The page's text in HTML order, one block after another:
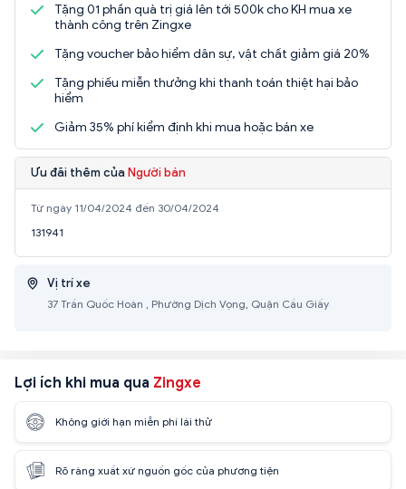
Tặng 01 phần quà trị giá lên tới 500k cho KH mua xe
thành công trên Zingxe
Tặng voucher bảo hiểm dân sự, vật chất giảm giá 20%
Tặng phiếu miễn thưởng khi thanh toán thiệt hại bảo
hiểm
Giảm 35% phí kiểm định khi mua hoặc bán xe
Ưu đãi thêm của Người bán
Từ ngày 11/04/2024 đến 30/04/2024
131941
Vị trí xe
37 Trần Quốc Hoàn , Phường Dịch Vọng, Quận Cầu Giấy
Lợi ích khi mua qua Zingxe
Không giới hạn miễn phí lái thử
Rõ ràng xuất xứ nguồn gốc của phương tiện